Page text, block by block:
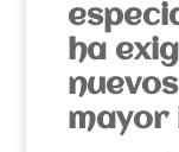
ha
mayor